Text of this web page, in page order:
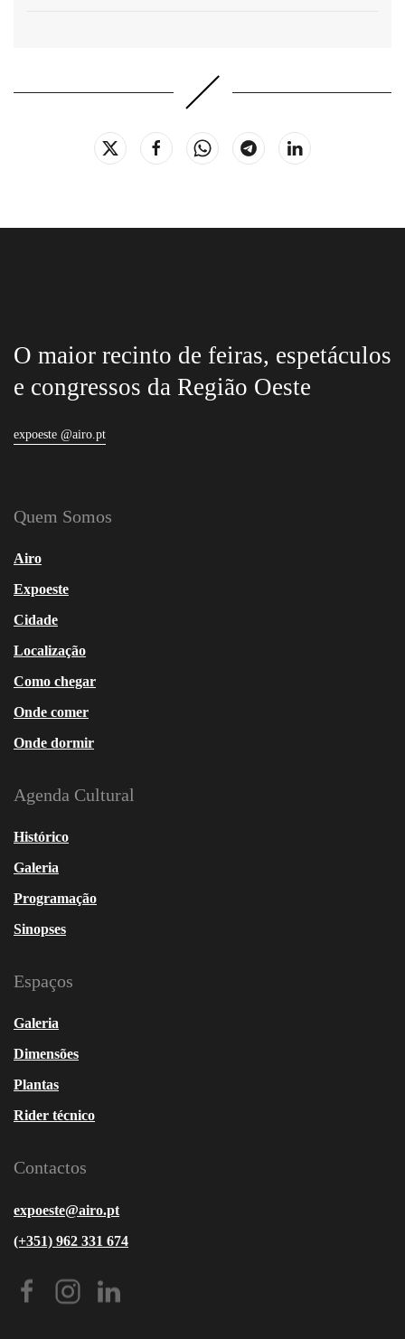
O maior recinto de feiras, espetáculos
e congressos da Região Oeste
expoeste @airo.pt
Quem Somos
Airo
Expoeste
Cidade
Localização
Como chegar
Onde comer
Onde dormir
Agenda Cultural
Histórico
Galeria
Programação
Sinopses
Espaços
Galeria
Dimensões
Plantas
Rider técnico
Contactos
expoeste@airo.pt
(+351) 962 331 674